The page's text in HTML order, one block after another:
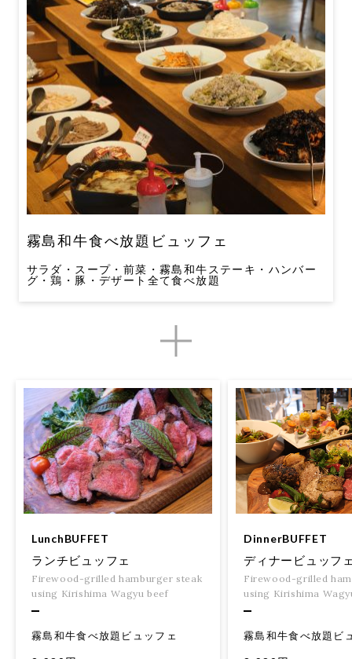
霧島和牛食べ放題ビュッフェ
サラダ・スープ・前菜・霧島和牛ステーキ・ハンバー
グ・鶏・豚・デザート全て食べ放題
LunchBUFFET
ランチビュッフェ
Firewood-grilled hamburger steak
using Kirishima Wagyu beef
霧島和牛食べ放題ビュッフェ
DinnerBUFFET
ディナービュッフ
Firewood-grilled
using Kirishima
霧島和牛食べ放題ビ